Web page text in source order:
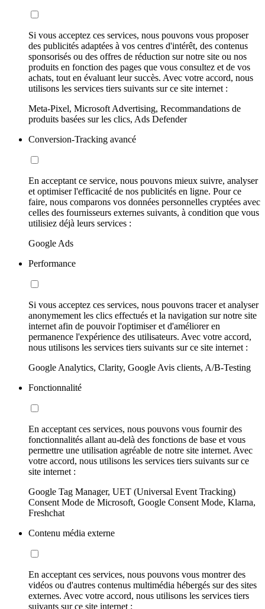
Si vous acceptez ces services, nous pouvons vous proposer
des publicités adaptées à vos centres d'intérêt, des contenus
sponsorisés ou des offres de réduction sur notre site ou nos
produits en fonction des pages que vous consultez et de vos
achats, tout en évaluant leur succès. Avec votre accord, nous
utilisons les services tiers suivants sur ce site internet :
Meta-Pixel, Microsoft Advertising, Recommandations de
produits basées sur les clics, Ads Defender
Conversion-Tracking avancé
En acceptant ce service, nous pouvons mieux suivre, analyser
et optimiser l'efficacité de nos publicités en ligne. Pour ce
faire, nous comparons vos données personnelles cryptées avec
celles des fournisseurs externes suivants, à condition que vous
utilisiez déjà leurs services :
Google Ads
Performance
Si vous acceptez ces services, nous pouvons tracer et analyser
anonymement les clics effectués et la navigation sur notre site
internet afin de pouvoir l'optimiser et d'améliorer en
permanence l'expérience des utilisateurs. Avec votre accord,
nous utilisons les services tiers suivants sur ce site internet :
Google Analytics, Clarity, Google Avis clients, A/B-Testing
Fonctionnalité
En acceptant ces services, nous pouvons vous fournir des
fonctionnalités allant au-delà des fonctions de base et vous
permettre une utilisation agréable de notre site internet. Avec
votre accord, nous utilisons les services tiers suivants sur ce
site internet :
Google Tag Manager, UET (Universal Event Tracking)
Consent Mode de Microsoft, Google Consent Mode, Klarna,
Freshchat
Contenu média externe
En acceptant ces services, nous pouvons vous montrer des
vidéos ou d'autres contenus multimédia hébergés sur des sites
externes. Avec votre accord, nous utilisons les services tiers
suivants sur ce site internet :